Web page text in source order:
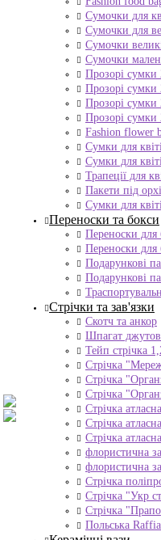
Сумочки для
Сумочки для
Сумочки
Сумочки
Прозорі
Прозорі
Прозорі
Прозорі
Fashion flower
Сумки для
Сумки для
Трапеції для
Пакети під
Сумки для
Переноски та бокси
Переноски для
Переноски для
Подарункові
Подарункові
Стрічки та зав'язки
Скотч та анкор
Шпагат
Тейп стрічка
Стрічка
Стрічка
Стрічка
Стрічка
Стрічка
Стрічка
флористична
флористична
Стрічка
Стрічка "Укр
Стрічка
Польська